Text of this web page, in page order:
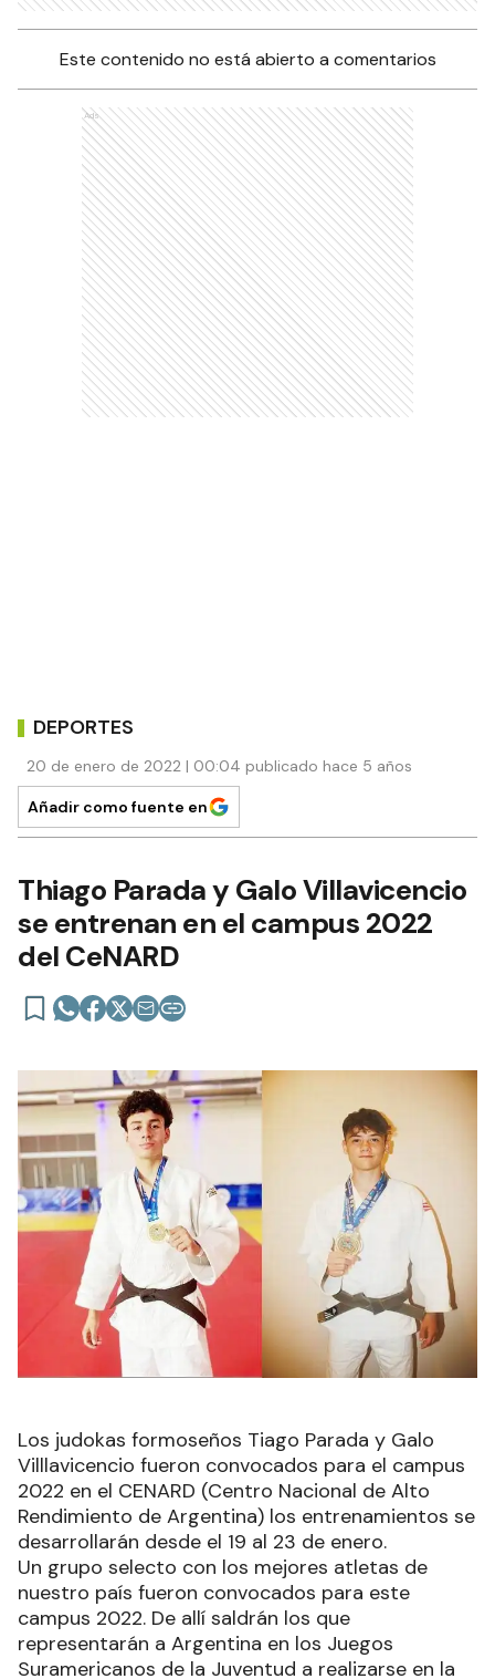
Este contenido no está abierto a comentarios
Ads
DEPORTES
20 de enero de 2022 | 00:04 publicado hace 5 años
Añadir como fuente en
Thiago Parada y Galo Villavicencio
se entrenan en el campus 2022
del CeNARD
Los judokas formoseños Tiago Parada y Galo
Villlavicencio fueron convocados para el campus
2022 en el CENARD (Centro Nacional de Alto
Rendimiento de Argentina) los entrenamientos se
desarrollarán desde el 19 al 23 de enero.
Un grupo selecto con los mejores atletas de
nuestro país fueron convocados para este
campus 2022. De allí saldrán los que
representarán a Argentina en los Juegos
Suramericanos de la Juventud a realizarse en la